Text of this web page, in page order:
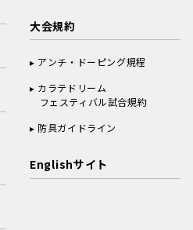
大会規約
アンチ・ドーピング規程
カラテドリーム
フェスティバル試合規約
防具ガイドライン
Englishサイト